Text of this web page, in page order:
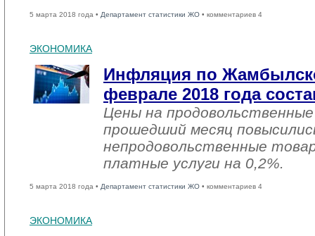
5 марта 2018 года • Департамент статистики ЖО • комментариев 4
ЭКОНОМИКА
Инфляция по
феврале 2018 года
Цены на
прошедший месяц
непродовольственные
платные услуги на 0,2%.
5 марта 2018 года • Департамент статистики ЖО • комментариев 4
ЭКОНОМИКА